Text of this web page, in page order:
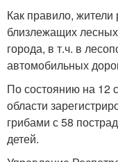
Как правило,
близлежащих
города, в т.ч. в
автомобильных
По состоянию на 12
области
грибами с 58
детей.